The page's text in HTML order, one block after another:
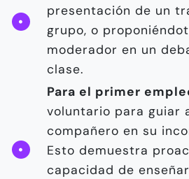
presentación de un
grupo, o
moderador en un
clase.
Para el primer
voluntario para guiar
compañero en su
Esto demuestra
capacidad de